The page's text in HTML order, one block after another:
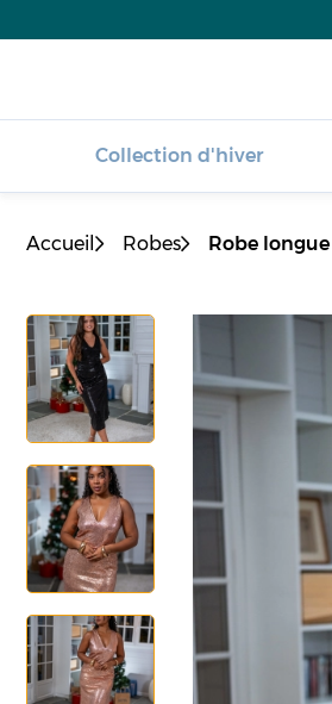
Collection d'hiver
Accueil Robes Robe